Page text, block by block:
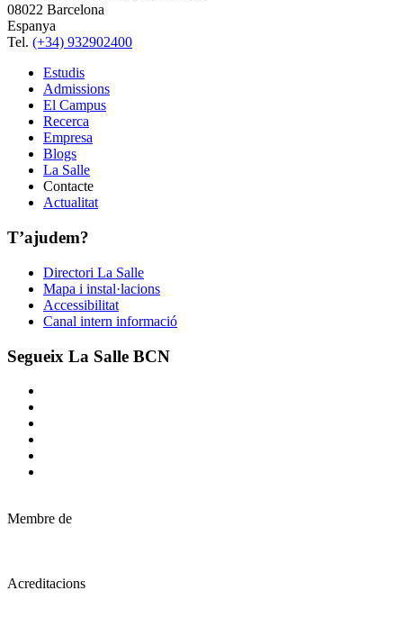
08022 Barcelona
Espanya
Tel. (+34) 932902400
Estudis
Admissions
El Campus
Recerca
Empresa
Blogs
La Salle
Contacte
Actualitat
T’ajudem?
Directori La Salle
Mapa i instal·lacions
Accessibilitat
Canal intern informació
Segueix La Salle BCN
Membre de
Acreditacions